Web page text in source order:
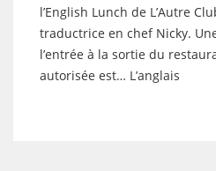
l’English Lunch de L’Autre
traductrice en chef Nicky.
l’entrée à la sortie du
autorisée est… L’anglais